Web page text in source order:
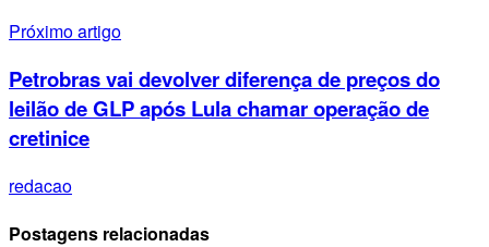
Próximo artigo
Petrobras vai devolver diferença de preços do
leilão de GLP após Lula chamar operação de
cretinice
redacao
Postagens relacionadas